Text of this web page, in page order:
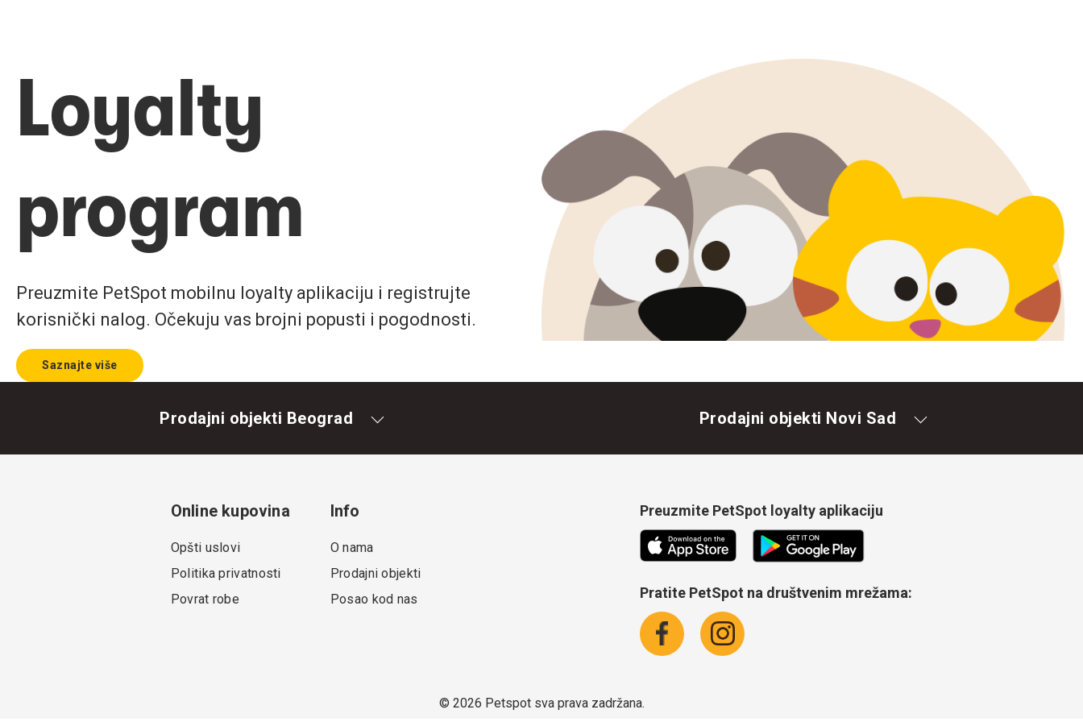
Loyalty
program
Preuzmite PetSpot mobilnu loyalty aplikaciju i registrujte
korisnički nalog. Očekuju vas brojni popusti i pogodnosti.
Saznajte više
Prodajni objekti Beograd Prodajni objekti Novi Sad
Online kupovina
Opšti uslovi
Politika privatnosti
Povrat robe
Info
O nama
Prodajni objekti
Posao kod nas
Preuzmite PetSpot loyalty aplikaciju
Pratite PetSpot na društvenim mrežama:
© 2026 Petspot sva prava zadržana.